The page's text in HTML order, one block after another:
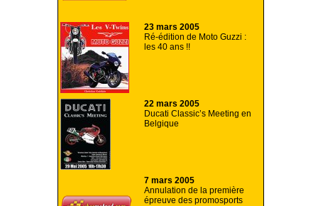
23 mars 2005
Ré-édition de Moto Guzzi :
les 40 ans !!
22 mars 2005
Ducati Classic’s Meeting en
Belgique
7 mars 2005
Annulation de la première
épreuve des promosports